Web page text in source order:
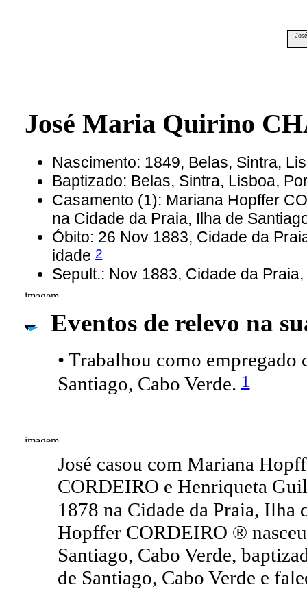
José Maria Quirino
Nascimento: 1849, Belas, Sintra,
Baptizado: Belas, Sintra, Lisboa,
Casamento (1): Mariana Hopffer
na Cidade da Praia, Ilha de
Óbito: 26 Nov 1883, Cidade da
idade2
Sepult.: Nov 1883, Cidade da
Eventos de relevo na
• Trabalhou como
Santiago, Cabo Verde.1
José casou com Mariana
CORDEIRO e Henriqueta
1878 na Cidade da Praia, Ilha
Hopffer CORDEIRO ®
Santiago, Cabo Verde,
de Santiago, Cabo Verde e